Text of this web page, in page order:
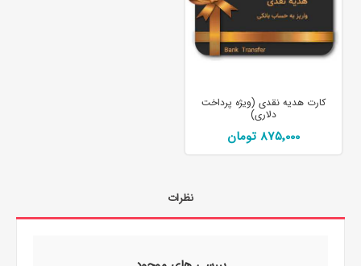
کارت هدیه نقدی (ویژه پرداخت
دلاری)
875٬000 تومان
نظرات